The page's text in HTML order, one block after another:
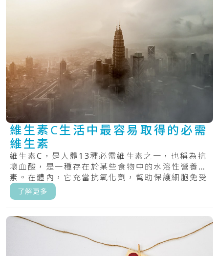
維生素C生活中最容易取得的必需
維生素
維生素C，是人體13種必需維生素之一，也稱為抗
壞血酸，是一種存在於某些食物中的水溶性營養
素。在體內，它充當抗氧化劑，幫助保護細胞免受
自由.....
了解更多